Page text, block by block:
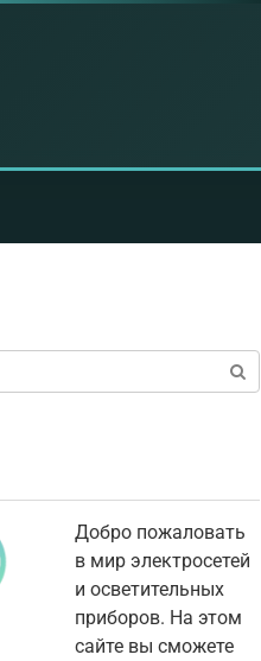
Добро пожаловать
в мир электросетей
и осветительных
приборов. На этом
сайте вы сможете